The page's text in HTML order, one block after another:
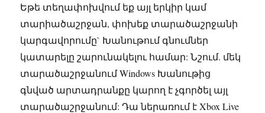
Եթե տեղափոխվում եք այլ երկիր կամ
տարիածաշրջան, փոխեք տարածաշրջանի
կարգավորումը` Խանութում գնումներ
կատարելը շարունակելու համար: Նշում. մեկ
տարածաշրջանում Windows Խանութից
գնված արտադրանքը կարող է չգործել այլ
տարածաշրջանում: Դա ներառում է Xbox Live